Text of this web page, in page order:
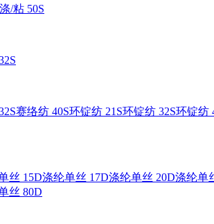
涤/粘 50S
赛络纺 40S环锭纺 21S环锭纺 32S环锭纺
丝 15D涤纶单丝 17D涤纶单丝 20D涤纶单
丝 80D